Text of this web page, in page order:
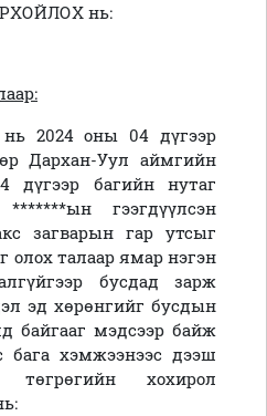
нь:
2024 оны 04 дүгээр
Дархан-Уул аймгийн
дүгээр багийн нутаг
гээгдүүлсэн
загварын гар утсыг
олох талаар ямар нэгэн
бусдад зарж
эд хөрөнгийг бусдын
байгааг мэдсээр байж
бага хэмжээнээс дээш
төгрөгийн хохирол